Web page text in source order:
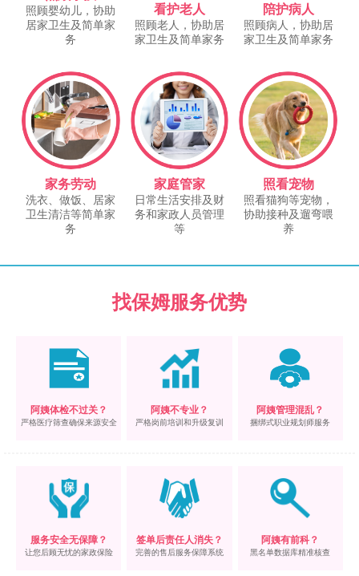
照顾婴幼儿，协助
居家卫生及简单家
务
看护老人
照顾老人，协助居
家卫生及简单家务
陪护病人
照顾病人，协助居
家卫生及简单家务
家务劳动
洗衣、做饭、居家
卫生清洁等简单家
务
家庭管家
日常生活安排及财
务和家政人员管理
等
照看宠物
照看猫狗等宠物，
协助接种及遛弯喂
养
找保姆服务优势
阿姨体检不过关？
严格医疗筛查确保来源安全
阿姨不专业？
严格岗前培训和升级复训
阿姨管理混乱？
捆绑式职业规划师服务
服务安全无保障？
让您后顾无忧的家政保险
签单后责任人消失？
完善的售后服务保障系统
阿姨有前科？
黑名单数据库精准核查